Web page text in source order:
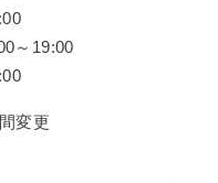
～19:00
変更